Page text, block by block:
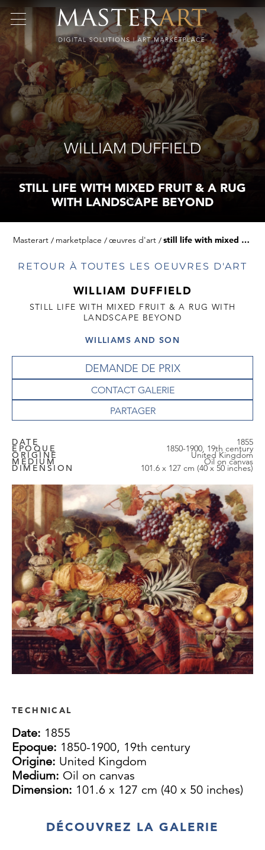
WILLIAM DUFFIELD
STILL LIFE WITH MIXED FRUIT & A RUG
WITH LANDSCAPE BEYOND
Masterart marketplace œuvres d'art still life with mixed fruit & a rug with landscape beyond
RETOUR À TOUTES LES OEUVRES D'ART
WILLIAM DUFFIELD
STILL LIFE WITH MIXED FRUIT & A RUG WITH
LANDSCAPE BEYOND
WILLIAMS AND SON
DEMANDE DE PRIX
CONTACT GALERIE
DATE 1855
EPOQUE 1850-1900, 19th century
ORIGINE United Kingdom
MEDIUM Oil on canvas
DIMENSION 101.6 x 127 cm (40 x 50 inches)
TECHNICAL
Date: 1855
Epoque: 1850-1900, 19th century
Origine: United Kingdom
Medium: Oil on canvas
Dimension: 101.6 x 127 cm (40 x 50 inches)
DÉCOUVREZ LA GALERIE